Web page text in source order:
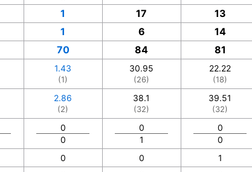
1
17 13
1
6 14
70
84 81
1.43
(1)
30.95
(26)
22.22
(18)
2.86
(2)
38.1
(32)
39.51
(32)
0
0
0
1
0
0
0
0 1